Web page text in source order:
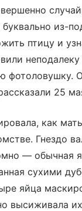
из-
птицу и
фотоловушку.
25
как
Гнездо
— обычная
сухими
яйца
высиживала